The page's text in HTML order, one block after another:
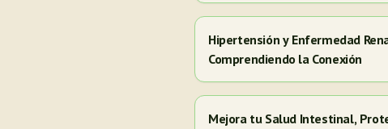
Hipertensión y Enfermedad
Comprendiendo la Conexión
Mejora tu Salud Intestinal,